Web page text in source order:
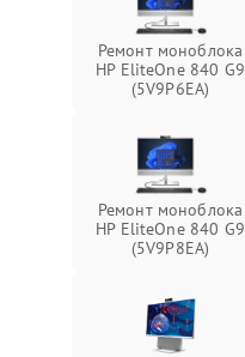
Ремонт моноблока
HP EliteOne 840 G9
(5V9P6EA)
Ремонт моноблока
HP EliteOne 840 G9
(5V9P8EA)